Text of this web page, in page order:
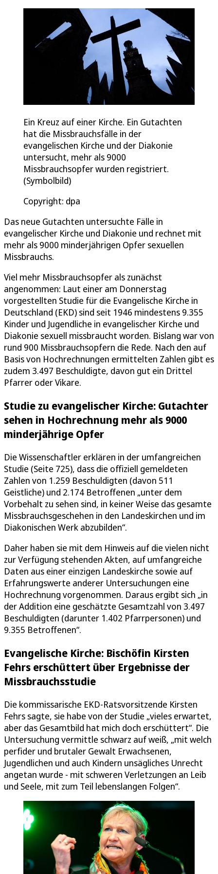
Ein Kreuz auf einer Kirche. Ein Gutachten
hat die Missbrauchsfälle in der
evangelischen Kirche und der Diakonie
untersucht, mehr als 9000
Missbrauchsopfer wurden registriert.
(Symbolbild)
Copyright: dpa
Das neue Gutachten untersuchte Fälle in
evangelischer Kirche und Diakonie und rechnet mit
mehr als 9000 minderjährigen Opfer sexuellen
Missbrauchs.
Viel mehr Missbrauchsopfer als zunächst
angenommen: Laut einer am Donnerstag
vorgestellten Studie für die Evangelische Kirche in
Deutschland (EKD) sind seit 1946 mindestens 9.355
Kinder und Jugendliche in evangelischer Kirche und
Diakonie sexuell missbraucht worden. Bislang war von
rund 900 Missbrauchsopfern die Rede. Nach den auf
Basis von Hochrechnungen ermittelten Zahlen gibt es
zudem 3.497 Beschuldigte, davon gut ein Drittel
Pfarrer oder Vikare.
Studie zu evangelischer Kirche: Gutachter
sehen in Hochrechnung mehr als 9000
minderjährige Opfer
Die Wissenschaftler erklären in der umfangreichen
Studie (Seite 725), dass die offiziell gemeldeten
Zahlen von 1.259 Beschuldigten (davon 511
Geistliche) und 2.174 Betroffenen „unter dem
Vorbehalt zu sehen sind, in keiner Weise das gesamte
Missbrauchsgeschehen in den Landeskirchen und im
Diakonischen Werk abzubilden“.
Daher haben sie mit dem Hinweis auf die vielen nicht
zur Verfügung stehenden Akten, auf umfangreiche
Daten aus einer einzigen Landeskirche sowie auf
Erfahrungswerte anderer Untersuchungen eine
Hochrechnung vorgenommen. Daraus ergibt sich „in
der Addition eine geschätzte Gesamtzahl von 3.497
Beschuldigten (darunter 1.402 Pfarrpersonen) und
9.355 Betroffenen“.
Evangelische Kirche: Bischöfin Kirsten
Fehrs erschüttert über Ergebnisse der
Missbrauchsstudie
Die kommissarische EKD-Ratsvorsitzende Kirsten
Fehrs sagte, sie habe von der Studie „vieles erwartet,
aber das Gesamtbild hat mich doch erschüttert“. Die
Untersuchung vermittle schwarz auf weiß, „mit welch
perfider und brutaler Gewalt Erwachsenen,
Jugendlichen und auch Kindern unsägliches Unrecht
angetan wurde - mit schweren Verletzungen an Leib
und Seele, mit zum Teil lebenslangen Folgen“.